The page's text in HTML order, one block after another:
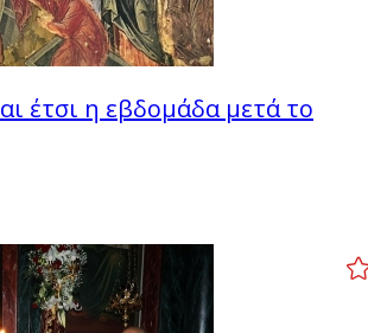
έτσι η εβδομάδα μετά το